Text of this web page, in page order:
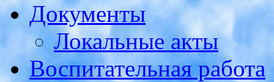
Документы
Локальные акты
Воспитательная работа